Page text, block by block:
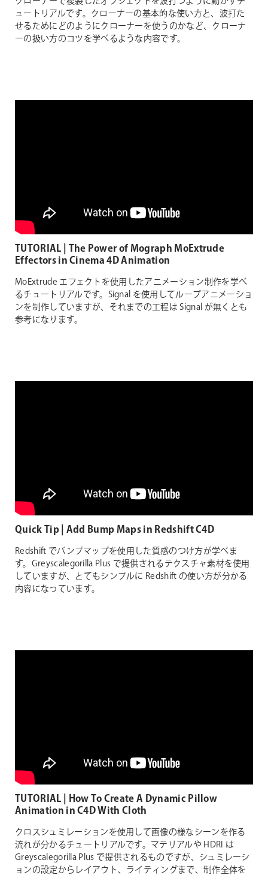
ュートリアルです。クローナーの基本的な使い方と、波打た
せるためにどのようにクローナーを使うのかなど、クローナ
ーの扱い方のコツを学べるような内容です。
TUTORIAL | The Power of Mograph MoExtrude
Effectors in Cinema 4D Animation
MoExtrude エフェクトを使用したアニメーション制作を学べ
るチュートリアルです。Signal を使用してループアニメーショ
ンを制作していますが、それまでの工程は Signal が無くとも
参考になります。
Quick Tip | Add Bump Maps in Redshift C4D
Redshift でバンプマップを使用した質感のつけ方が学べま
す。Greyscalegorilla Plus で提供されるテクスチャ素材を使用
していますが、とてもシンプルに Redshift の使い方が分かる
内容になっています。
TUTORIAL | How To Create A Dynamic Pillow
Animation in C4D With Cloth
クロスシュミレーションを使用して画像の様なシーンを作る
流れが分かるチュートリアルです。マテリアルや HDRI は
Greyscalegorilla Plus で提供されるものですが、シュミレーシ
ョンの設定からレイアウト、ライティングまで、制作全体を